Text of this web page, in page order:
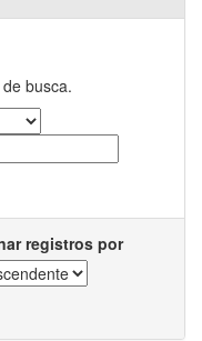
busca.
registros por